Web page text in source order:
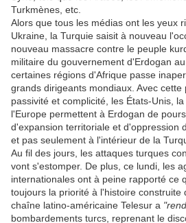
Turkmènes, etc.
Alors que tous les médias ont les yeux
Ukraine, la Turquie saisit à nouveau
nouveau massacre contre le peuple
militaire du gouvernement d'Erdogan
certaines régions d'Afrique passe
grands dirigeants mondiaux. Avec cette
passivité et complicité, les États-Unis,
l'Europe permettent à Erdogan de
d'expansion territoriale et d'oppression
et pas seulement à l'intérieur de la
Au fil des jours, les attaques turques
vont s'estomper. De plus, ce lundi, les
internationales ont à peine rapporté ce
toujours la priorité à l'histoire construite
chaîne latino-américaine Telesur a
bombardements turcs, reprenant le